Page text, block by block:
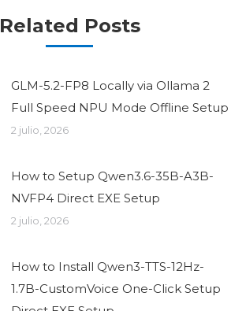
Related Posts
GLM-5.2-FP8 Locally via Ollama 2
Full Speed NPU Mode Offline Setup
2 julio, 2026
How to Setup Qwen3.6-35B-A3B-
NVFP4 Direct EXE Setup
2 julio, 2026
How to Install Qwen3-TTS-12Hz-
1.7B-CustomVoice One-Click Setup